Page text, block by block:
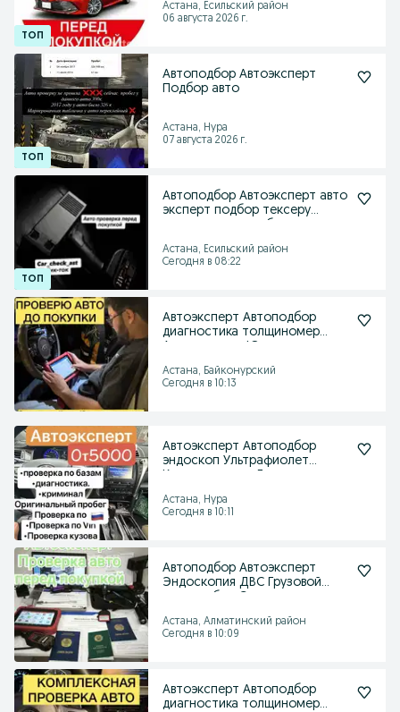
Астана, Есильский район
06 августа 2026 г.
Автоподбор Автоэксперт
Подбор авто
Астана, Нура
07 августа 2026 г.
Автоподбор Автоэксперт авто
эксперт подбор тексеру
Астана, Есильский район
Сегодня в 08:22
Автоэксперт Автоподбор
диагностика толщиномер
Астана, Байконурский
Сегодня в 10:13
Автоэксперт Автоподбор
эндоскоп Ультрафиолет
Астана, Нура
Сегодня в 10:11
Автоподбор Автоэксперт
Эндоскопия ДВС Грузовой
Астана, Алматинский район
Сегодня в 10:09
Автоэксперт Автоподбор
диагностика толщиномер